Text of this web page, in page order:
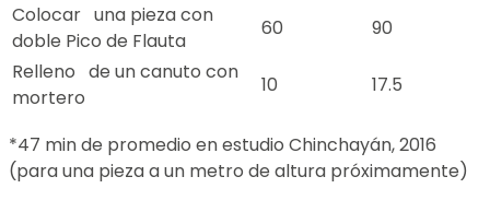
Colocar una pieza con
doble Pico de Flauta
60
90
Relleno de un canuto con
mortero
10 17.5
*47 min de promedio en estudio Chinchayán, 2016
(para una pieza a un metro de altura próximamente)